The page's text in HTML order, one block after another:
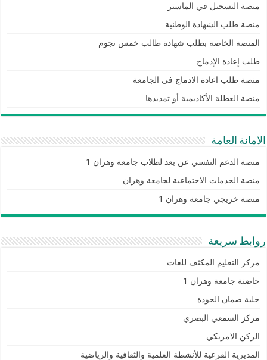
منصة التسجيل في الماستر
منصة طلب الشهادة الوطنية
المنصة الخاصة بطلب شهادة طالب خمس نجوم
طلب إعادة الإدماج
منصة طلب اعادة الادماج في الجامعة
منصة العطلة الأكاديمية أو تمديدها
الامانة العامة
منصة الدعم النفسي عن بعد لطلاب جامعة وهران 1
منصة الخدمات الاجتماعية لجامعة وهران
منصة خريجي جامعة وهران 1
روابط سريعة
مركز التعليم المكثف للغات
حاضنة جامعة وهران 1
خلية ضمان الجودة
مركز السمعي البصري
الركن الامريكي
المديرية الفرعية للأنشطة العلمية والثقافية والرياضية